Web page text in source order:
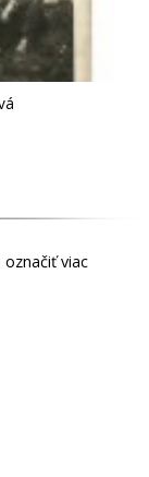
viac